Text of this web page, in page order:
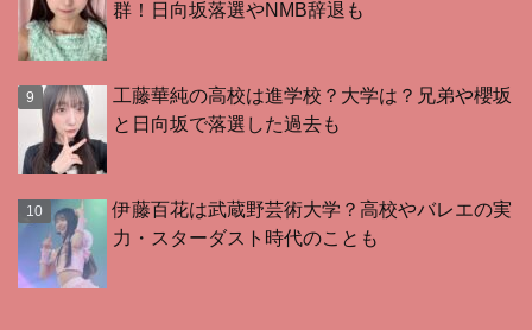
群！日向坂落選やNMB辞退も
工藤華純の高校は進学校？大学は？兄弟や櫻坂
と日向坂で落選した過去も
伊藤百花は武蔵野芸術大学？高校やバレエの実
力・スターダスト時代のことも